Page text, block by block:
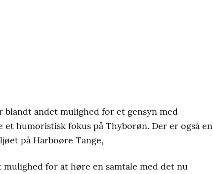
andet mulighed for et gensyn med
humoristisk fokus på Thyborøn. Der er også en
på Harboøre Tange,
for at høre en samtale med det nu